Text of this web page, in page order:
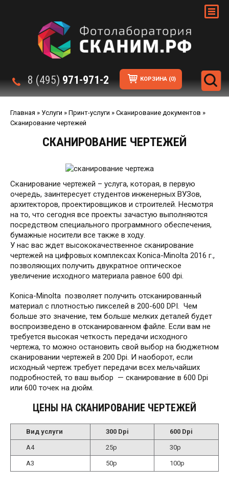
8 (495) 971-971-2 КОРЗИНА (0)
Главная » Услуги » Принт-услуги » Сканирование документов »
Сканирование чертежей
СКАНИРОВАНИЕ ЧЕРТЕЖЕЙ
Сканирование чертежей – услуга, которая, в первую
очередь, заинтересует студентов инженерных ВУЗов,
архитекторов, проектировщиков и строителей. Несмотря
на то, что сегодня все проекты зачастую выполняются
посредством специального программного обеспечения,
бумажные носители все также в ходу.
У нас вас ждет высококачественное сканирование
чертежей на цифровых комплексах Konica-Minolta 2016 г.,
позволяющих получить двукратное оптическое
увеличение исходного материала равное 600 dpi.
Konica-Minolta позволяет получить отсканированный
материал с плотностью пикселей в 200-600 DPI. Чем
больше это значение, тем больше мелких деталей будет
воспроизведено в отсканированном файле. Если вам не
требуется высокая четкость передачи исходного
чертежа, то можно остановить свой выбор на бюджетном
сканировании чертежей в 200 Dpi. И наоборот, если
исходный чертеж требует передачи всех мельчайших
подробностей, то ваш выбор — сканирование в 600 Dpi
или 600 точек на дюйм.
ЦЕНЫ НА СКАНИРОВАНИЕ ЧЕРТЕЖЕЙ
Вид услуги 300 Dpi 600 Dpi
А4 25р 30р
А3 50р 100р